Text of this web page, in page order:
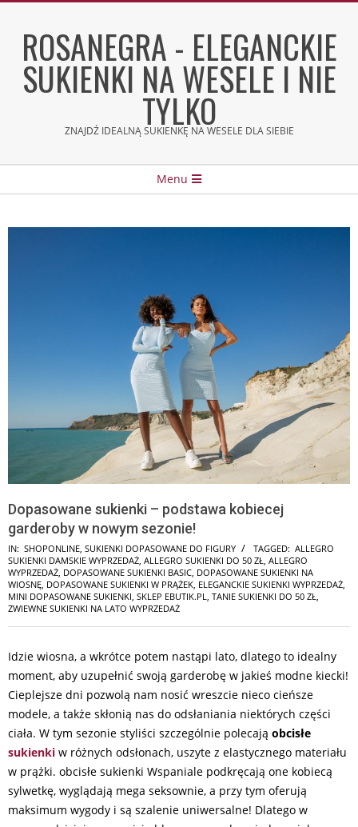
contentROSANEGRA - ELEGANCKIE
SUKIENKI NA WESELE I NIE
TYLKO
ZNAJDŹ IDEALNĄ SUKIENKĘ NA WESELE DLA SIEBIE
Menu
Dopasowane sukienki – podstawa kobiecej
garderoby w nowym sezonie!
IN: SHOPONLINE, SUKIENKI DOPASOWANE DO FIGURY TAGGED: ALLEGRO
SUKIENKI DAMSKIE WYPRZEDAŻ, ALLEGRO SUKIENKI DO 50 ZŁ, ALLEGRO
WYPRZEDAŻ, DOPASOWANE SUKIENKI BASIC, DOPASOWANE SUKIENKI NA
WIOSNĘ, DOPASOWANE SUKIENKI W PRĄŻEK, ELEGANCKIE SUKIENKI WYPRZEDAŻ,
MINI DOPASOWANE SUKIENKI, SKLEP EBUTIK.PL, TANIE SUKIENKI DO 50 ZŁ,
ZWIEWNE SUKIENKI NA LATO WYPRZEDAŻ
Idzie wiosna, a wkrótce potem nastąpi lato, dlatego to idealny
moment, aby uzupełnić swoją garderobę w jakieś modne kiecki!
Cieplejsze dni pozwolą nam nosić wreszcie nieco cieńsze
modele, a także skłonią nas do odsłaniania niektórych części
ciała. W tym sezonie styliści szczególnie polecają obcisłe
sukienki w różnych odsłonach, uszyte z elastycznego materiału
w prążki. obcisłe sukienki Wspaniale podkręcają one kobiecą
sylwetkę, wyglądają mega seksownie, a przy tym oferują
maksimum wygody i są szalenie uniwersalne! Dlatego w